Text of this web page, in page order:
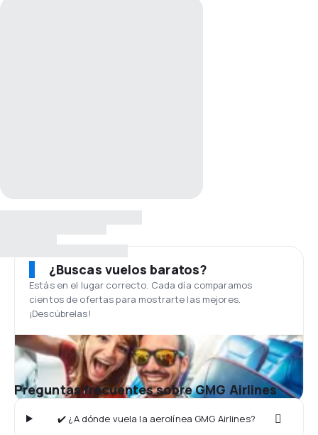
¿Buscas vuelos baratos?
Estás en el lugar correcto. Cada día comparamos
cientos de ofertas para mostrarte las mejores.
¡Descúbrelas!
Preguntas frecuentes sobre GMG Airlines
✔️ ¿A dónde vuela la aerolínea GMG Airlines?